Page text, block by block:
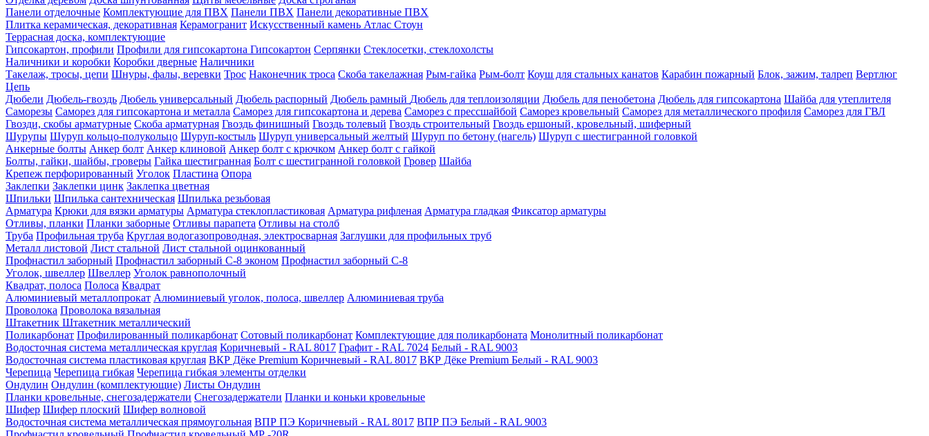
Панели отделочные Комплектующие для ПВХ Панели ПВХ Панели декоративные ПВХ
Плитка керамическая, декоративная Керамогранит Искусственный камень Атлас Стоун
Террасная доска, комплектующие
Гипсокартон, профили Профили для гипсокартона Гипсокартон Серпянки Стеклосетки, стеклохолсты
Наличники и коробки Коробки дверные Наличники
Такелаж, тросы, цепи Шнуры, фалы, веревки Трос Наконечник троса Скоба такелажная Рым-гайка Рым-болт Коуш для стальных канатов Карабин пожарный Блок, зажим, талреп Вертлюг
Цепь
Дюбели Дюбель-гвоздь Дюбель универсальный Дюбель распорный Дюбель рамный Дюбель для теплоизоляции Дюбель для пенобетона Дюбель для гипсокартона Шайба для утеплителя
Саморезы Саморез для гипсокартона и металла Саморез для гипсокартона и дерева Саморез с прессшайбой Саморез кровельный Саморез для металлического профиля Саморез для ГВЛ
Гвозди, скобы арматурные Скоба арматурная Гвоздь финишный Гвоздь толевый Гвоздь строительный Гвоздь ершоный, кровельный, шиферный
Шурупы Шуруп кольцо-полукольцо Шуруп-костыль Шуруп универсальный желтый Шуруп по бетону (нагель) Шуруп с шестигранной головкой
Анкерные болты Анкер болт Анкер клиновой Анкер болт с крючком Анкер болт с гайкой
Болты, гайки, шайбы, гроверы Гайка шестигранная Болт c шестигранной головкой Гровер Шайба
Крепеж перфорированный Уголок Пластина Опора
Заклепки Заклепки цинк Заклепка цветная
Шпильки Шпилька сантехническая Шпилька резьбовая
Арматура Крюки для вязки арматуры Арматура стеклопластиковая Арматура рифленая Арматура гладкая Фиксатор арматуры
Отливы, планки Планки заборные Отливы парапета Отливы на столб
Труба Профильная труба Круглая водогазопроводная, электросварная Заглушки для профильных труб
Металл листовой Лист стальной Лист стальной оцинкованный
Профнастил заборный Профнастил заборный С-8 эконом Профнастил заборный С-8
Уголок, швеллер Швеллер Уголок равнополочный
Квадрат, полоса Полоса Квадрат
Алюминиевый металлопрокат Алюминиевый уголок, полоса, швеллер Алюминиевая труба
Проволока Проволока вязальная
Штакетник Штакетник металлический
Поликарбонат Профилированный поликарбонат Сотовый поликарбонат Комплектующие для поликарбоната Монолитный поликарбонат
Водосточная система металлическая круглая Коричневый - RAL 8017 Графит - RAL 7024 Белый - RAL 9003
Водосточная система пластиковая круглая ВКР Дёке Premium Коричневый - RAL 8017 ВКР Дёке Premium Белый - RAL 9003
Черепица Черепица гибкая Черепица гибкая элементы отделки
Ондулин Ондулин (комплектующие) Листы Ондулин
Планки кровельные, снегозадержатели Снегозадержатели Планки и коньки кровельные
Шифер Шифер плоский Шифер волновой
Водосточная система металлическая прямоугольная ВПР ПЭ Коричневый - RAL 8017 ВПР ПЭ Белый - RAL 9003